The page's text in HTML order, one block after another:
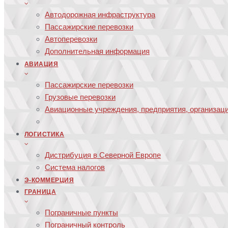
Автодорожная инфраструктура
Пассажирские перевозки
Автоперевозки
Дополнительная информация
АВИАЦИЯ
Пассажирские перевозки
Грузовые перевозки
Авиационные учреждения, предприятия,
ЛОГИСТИКА
Дистрибуция в Северной Европе
Система налогов
Э-КОММЕРЦИЯ
ГРАНИЦА
Пограничные пункты
Пограничный контроль